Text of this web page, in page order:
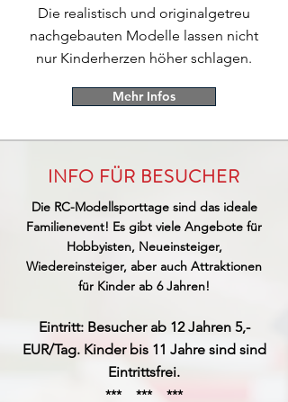
Die realistisch und originalgetreu
nachgebauten Modelle lassen nicht
nur Kinderherzen höher schlagen.
Mehr Infos
INFO FÜR BESUCHER
Die RC-Modellsporttage sind das ideale
Familienevent! Es gibt viele Angebote für
Hobbyisten, Neueinsteiger,
Wiedereinsteiger, aber auch Attraktionen
für Kinder ab 6 Jahren!
Eintritt: Besucher ab 12 Jahren 5,-
EUR/Tag. Kinder bis 11 Jahre sind sind
Eintrittsfrei.
*** *** ***